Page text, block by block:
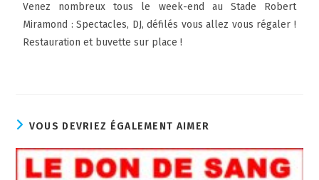
Venez nombreux tous le week-end au Stade Robert
Miramond : Spectacles, DJ, défilés vous allez vous régaler !
Restauration et buvette sur place !
VOUS DEVRIEZ ÉGALEMENT AIMER